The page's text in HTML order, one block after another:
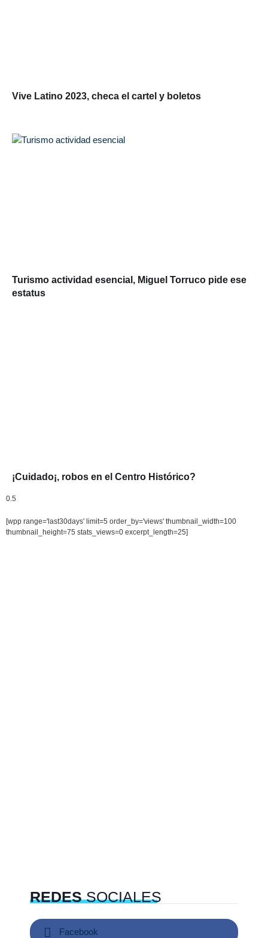
Vive Latino 2023, checa el cartel y boletos
Turismo actividad esencial, Miguel Torruco pide ese
estatus
¡Cuidado¡, robos en el Centro Histórico?
[wpp range='last30days' limit=5 order_by='views' thumbnail_width=100
thumbnail_height=75 stats_views=0 excerpt_length=25]
REDESSOCIALES
Facebook